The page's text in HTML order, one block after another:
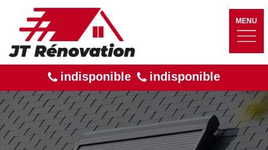
MENU
indisponible indisponible